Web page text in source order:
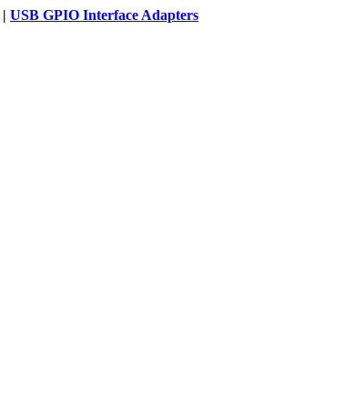
| USB GPIO Interface Adapters